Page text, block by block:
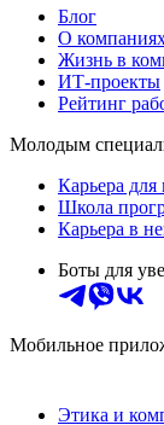
Блог
О
Жизнь в
ИТ-проекты
Рейтинг
Молодым
Карьера
Школа
Карьера в
Боты для
Мобильное
Этика и